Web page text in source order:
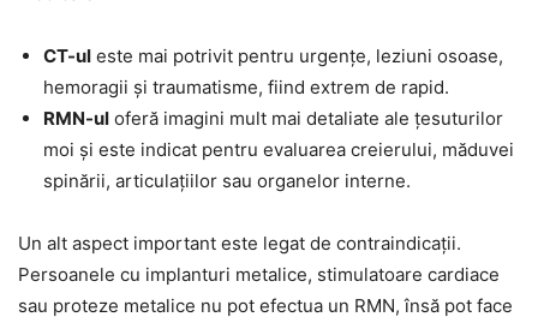
CT-ul este mai potrivit pentru urgențe, leziuni osoase,
hemoragii și traumatisme, fiind extrem de rapid.
RMN-ul oferă imagini mult mai detaliate ale țesuturilor
moi și este indicat pentru evaluarea creierului, măduvei
spinării, articulațiilor sau organelor interne.
Un alt aspect important este legat de contraindicații.
Persoanele cu implanturi metalice, stimulatoare cardiace
sau proteze metalice nu pot efectua un RMN, însă pot face